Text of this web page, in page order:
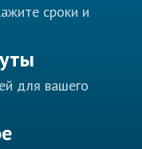
сроки и
для вашего